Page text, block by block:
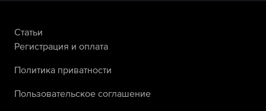
Статьи
Регистрация и оплата
Политика приватности
Пользовательское соглашение